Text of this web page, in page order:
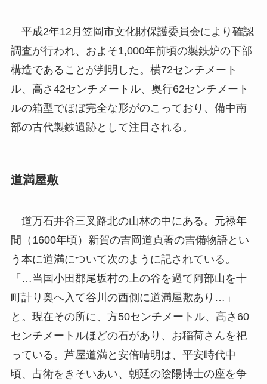
平成2年12月笠岡市文化財保護委員会により確認
調査が行われ、およそ1,000年前頃の製鉄炉の下部
構造であることが判明した。横72センチメート
ル、高さ42センチメートル、奥行62センチメート
ルの箱型でほぼ完全な形がのこっており、備中南
部の古代製鉄遺跡として注目される。
道満屋敷
道万石井谷三叉路北の山林の中にある。元禄年
間（1600年頃）新賀の吉岡道貞著の吉備物語とい
う本に道満について次のように記されている。
「…当国小田郡尾坂村の上の谷を過て阿部山を十
町計り奥へ入て谷川の西側に道満屋敷あり…」
と。現在その所に、方50センチメートル、高さ60
センチメートルほどの石があり、お稲荷さんを祀
っている。芦屋道満と安倍晴明は、平安時代中
頃、占術をきそいあい、朝廷の陰陽博士の座を争